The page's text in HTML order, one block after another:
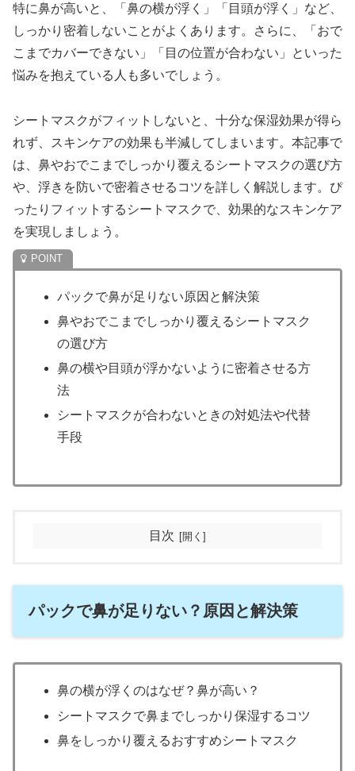
特に鼻が高いと、「鼻の横が浮く」「目頭が浮く」など、
しっかり密着しないことがよくあります。さらに、「おで
こまでカバーできない」「目の位置が合わない」といった
悩みを抱えている人も多いでしょう。
シートマスクがフィットしないと、十分な保湿効果が得ら
れず、スキンケアの効果も半減してしまいます。本記事で
は、鼻やおでこまでしっかり覆えるシートマスクの選び方
や、浮きを防いで密着させるコツを詳しく解説します。ぴ
ったりフィットするシートマスクで、効果的なスキンケア
を実現しましょう。
パックで鼻が足りない原因と解決策
鼻やおでこまでしっかり覆えるシートマスク
の選び方
鼻の横や目頭が浮かないように密着させる方
法
シートマスクが合わないときの対処法や代替
手段
目次
パックで鼻が足りない？原因と解決策
鼻の横が浮くのはなぜ？鼻が高い？
シートマスクで鼻までしっかり保湿するコツ
鼻をしっかり覆えるおすすめシートマスク